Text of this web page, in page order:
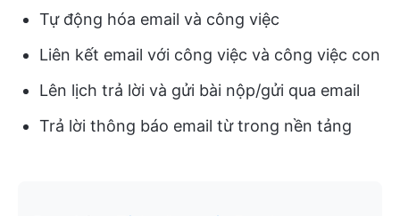
Tự động hóa email và công việc
Liên kết email với công việc và công việc con
Lên lịch trả lời và gửi bài nộp/gửi qua email
Trả lời thông báo email từ trong nền tảng